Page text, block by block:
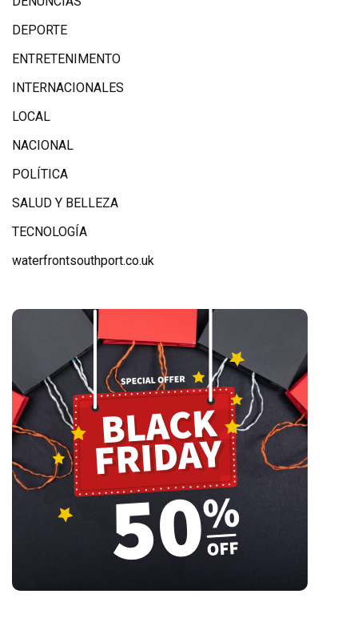
DEPORTE
ENTRETENIMENTO
INTERNACIONALES
LOCAL
NACIONAL
POLÍTICA
SALUD Y BELLEZA
TECNOLOGÍA
waterfrontsouthport.co.uk